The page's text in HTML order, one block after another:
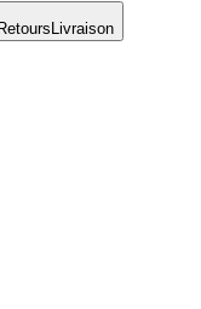
Livraison